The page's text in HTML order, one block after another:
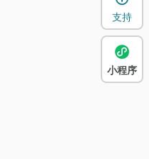
支持
小程序